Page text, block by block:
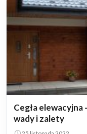
Cegła elewacyjna
wady i zalety